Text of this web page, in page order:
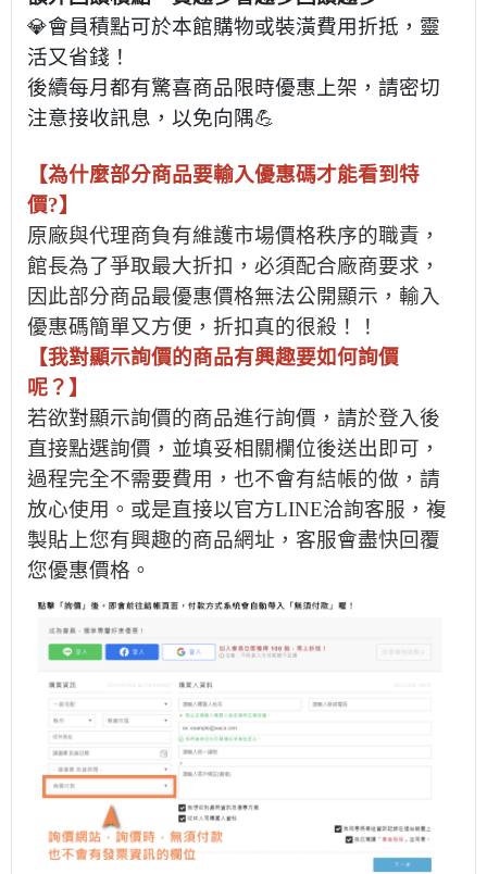
💎會員積點可於本館購物或裝潢費用折抵，靈
活又省錢！
後續每月都有驚喜商品限時優惠上架，請密切
注意接收訊息，以免向隅💪
【為什麼部分商品要輸入優惠碼才能看到特
價?】
原廠與代理商負有維護市場價格秩序的職責，
館長為了爭取最大折扣，必須配合廠商要求，
因此部分商品最優惠價格無法公開顯示，輸入
優惠碼簡單又方便，折扣真的很殺！！
【我對顯示詢價的商品有興趣要如何詢價
呢？】
若欲對顯示詢價的商品進行詢價，請於登入後
直接點選詢價，並填妥相關欄位後送出即可，
過程完全不需要費用，也不會有結帳的做，請
放心使用。或是直接以官方LINE洽詢客服，複
製貼上您有興趣的商品網址，客服會盡快回覆
您優惠價格。